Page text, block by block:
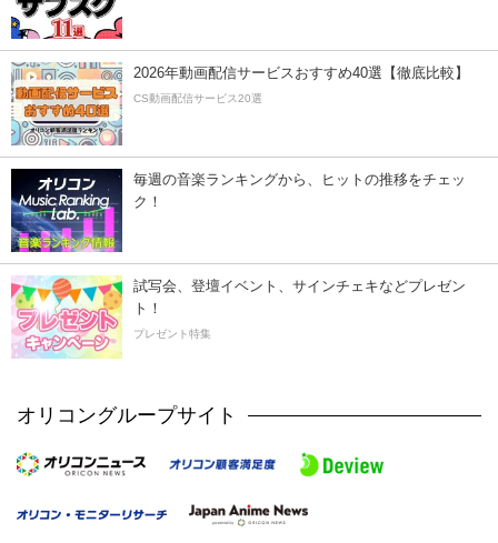
2026年動画配信サービスおすすめ40選【徹底比較】
CS動画配信サービス20選
毎週の音楽ランキングから、ヒットの推移をチェッ
ク！
試写会、登壇イベント、サインチェキなどプレゼン
ト！
プレゼント特集
オリコングループサイト